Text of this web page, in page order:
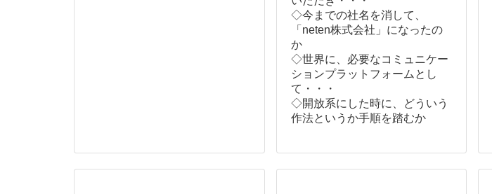
◇今までの社名を消して、
「neten株式会社」になったの
か
◇世界に、必要なコミュニケー
ションプラットフォームとし
て・・・
◇開放系にした時に、どういう
作法というか手順を踏むか